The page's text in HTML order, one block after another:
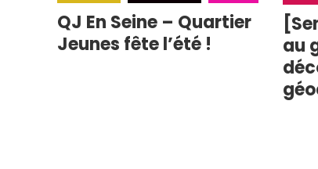
QJ En Seine – Quartier
Jeunes fête l’été !
au